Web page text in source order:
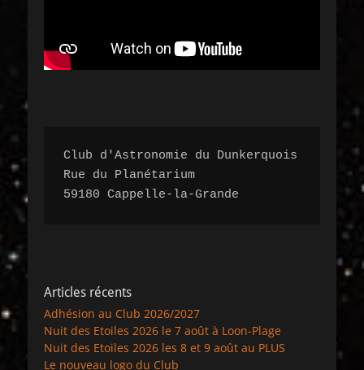
Club d'Astronomie du Dunkerquois
Rue du Planétarium
59180 Cappelle-la-Grande
Articles récents
Adhésion au Club 2026/2027
Nuit des Etoiles 2026 le 7 août à Loon-Plage
Nuit des Etoiles 2026 les 8 et 9 août au PLUS
Le nouveau logo du Club